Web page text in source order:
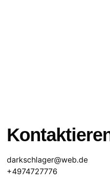
darkschlager@web.de
+4974727776